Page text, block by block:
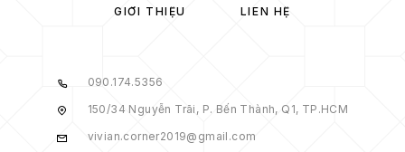
GIỚI THIỆU LIÊN HỆ
090.174.5356
150/34 Nguyễn Trãi, P. Bến Thành, Q1, TP.HCM
vivian.corner2019@gmail.com